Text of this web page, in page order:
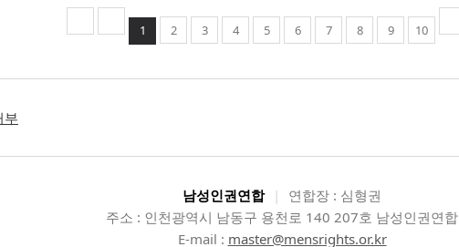
1 2 3 4 5 6 7 8 9 10
부
남성인권연합 |
연합장 : 심형권
주소 : 인천광역시 남동구 용천로 140 207호 남성인권연합
E-mail : master@mensrights.or.kr